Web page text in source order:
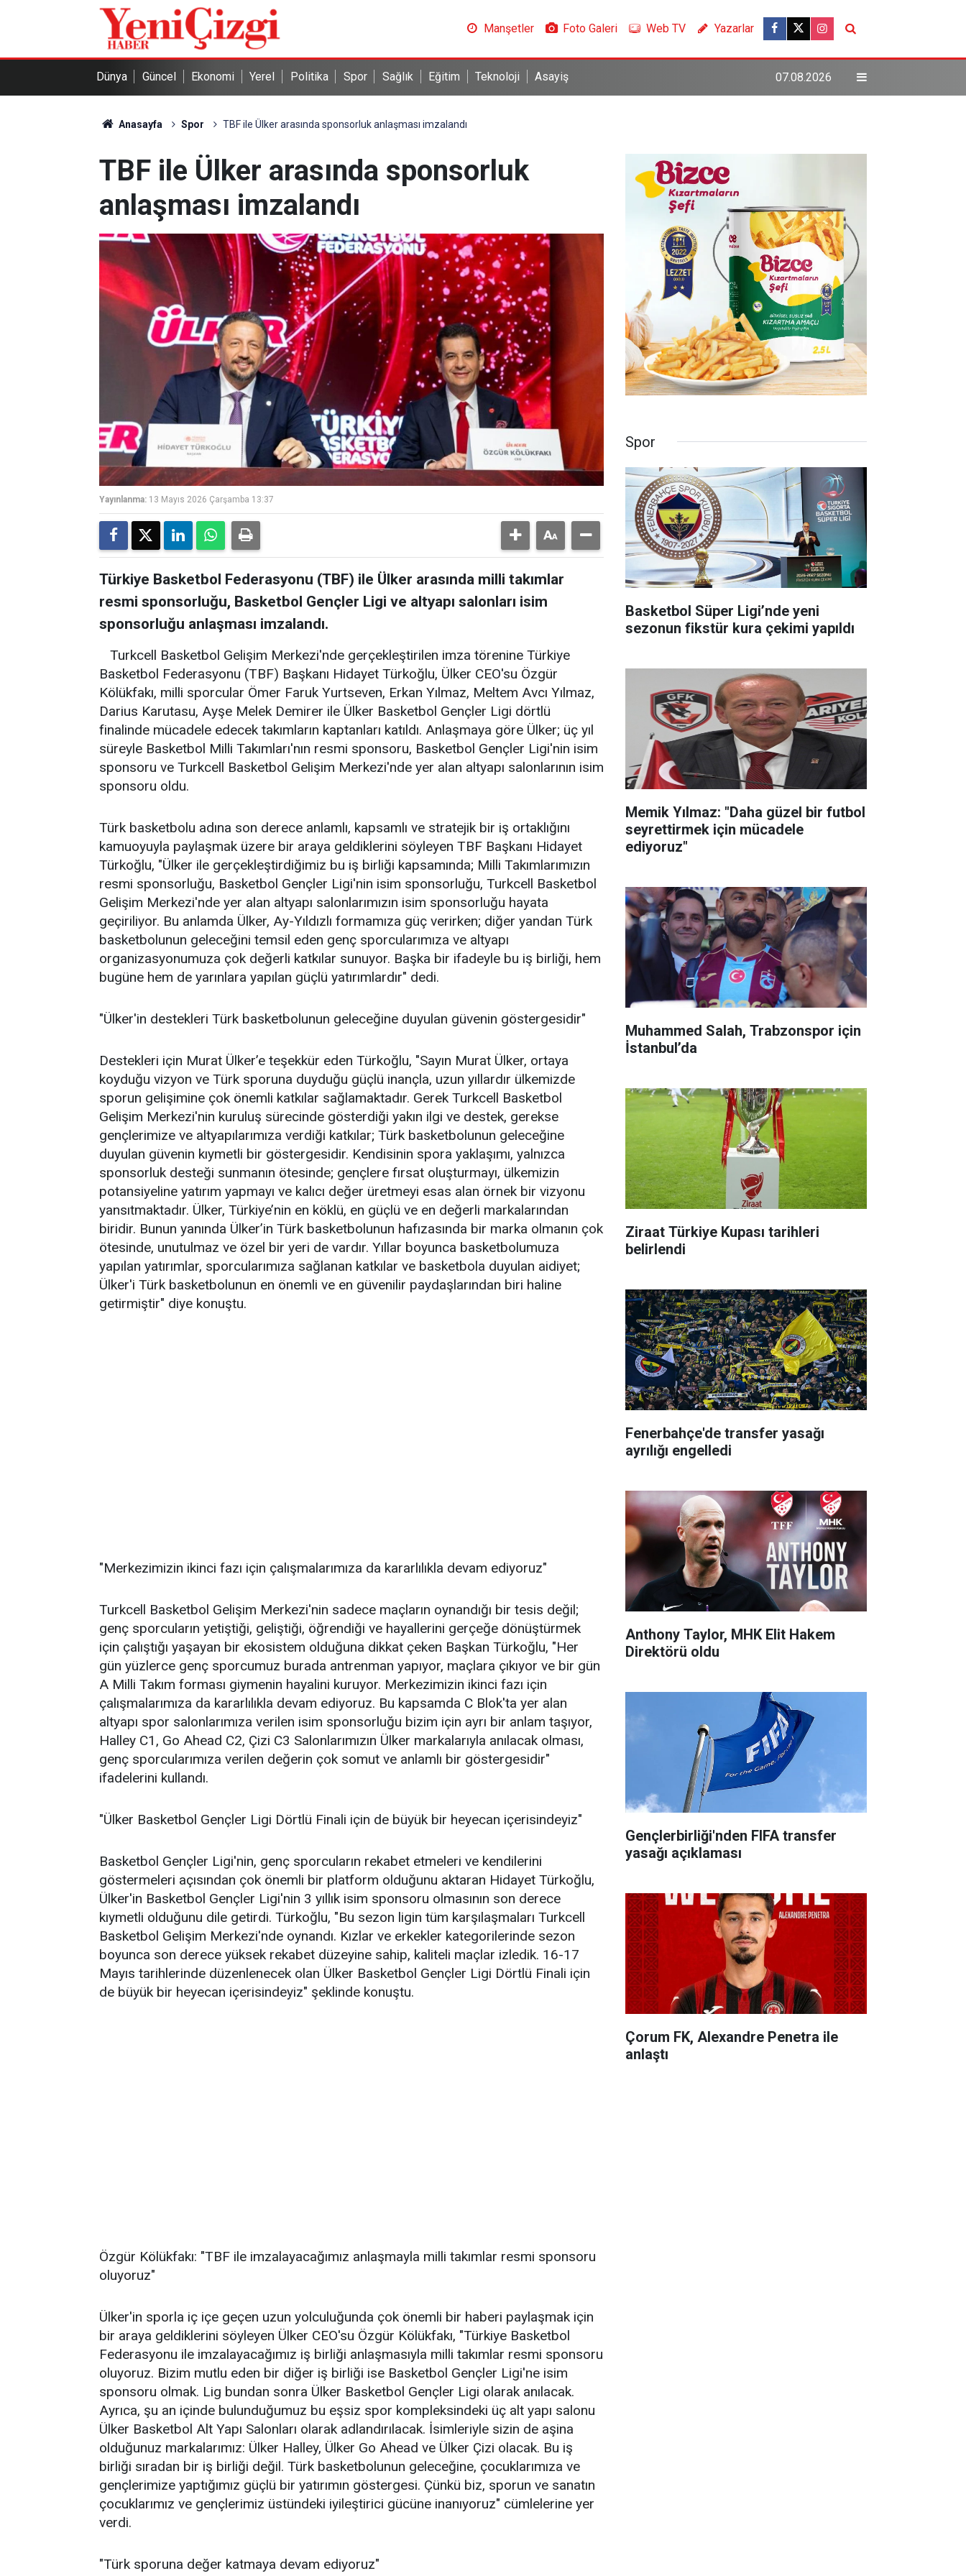
Manşetler Foto Galeri Web TV Yazarlar
Dünya Güncel Ekonomi Yerel Politika Spor Sağlık Eğitim Teknoloji Asayiş 07.08.2026
Anasayfa Spor TBF ile Ülker arasında sponsorluk anlaşması imzalandı
TBF ile Ülker arasında sponsorluk
anlaşması imzalandı
Yayınlanma: 13 Mayıs 2026 Çarşamba 13:37
Türkiye Basketbol Federasyonu (TBF) ile Ülker arasında milli takımlar
resmi sponsorluğu, Basketbol Gençler Ligi ve altyapı salonları isim
sponsorluğu anlaşması imzalandı.
Turkcell Basketbol Gelişim Merkezi'nde gerçekleştirilen imza törenine Türkiye
Basketbol Federasyonu (TBF) Başkanı Hidayet Türkoğlu, Ülker CEO'su Özgür
Kölükfakı, milli sporcular Ömer Faruk Yurtseven, Erkan Yılmaz, Meltem Avcı Yılmaz,
Darius Karutasu, Ayşe Melek Demirer ile Ülker Basketbol Gençler Ligi dörtlü
finalinde mücadele edecek takımların kaptanları katıldı. Anlaşmaya göre Ülker; üç yıl
süreyle Basketbol Milli Takımları'nın resmi sponsoru, Basketbol Gençler Ligi'nin isim
sponsoru ve Turkcell Basketbol Gelişim Merkezi'nde yer alan altyapı salonlarının isim
sponsoru oldu.
Türk basketbolu adına son derece anlamlı, kapsamlı ve stratejik bir iş ortaklığını
kamuoyuyla paylaşmak üzere bir araya geldiklerini söyleyen TBF Başkanı Hidayet
Türkoğlu, "Ülker ile gerçekleştirdiğimiz bu iş birliği kapsamında; Milli Takımlarımızın
resmi sponsorluğu, Basketbol Gençler Ligi'nin isim sponsorluğu, Turkcell Basketbol
Gelişim Merkezi'nde yer alan altyapı salonlarımızın isim sponsorluğu hayata
geçiriliyor. Bu anlamda Ülker, Ay-Yıldızlı formamıza güç verirken; diğer yandan Türk
basketbolunun geleceğini temsil eden genç sporcularımıza ve altyapı
organizasyonumuza çok değerli katkılar sunuyor. Başka bir ifadeyle bu iş birliği, hem
bugüne hem de yarınlara yapılan güçlü yatırımlardır" dedi.
"Ülker'in destekleri Türk basketbolunun geleceğine duyulan güvenin göstergesidir"
Destekleri için Murat Ülker’e teşekkür eden Türkoğlu, "Sayın Murat Ülker, ortaya
koyduğu vizyon ve Türk sporuna duyduğu güçlü inançla, uzun yıllardır ülkemizde
sporun gelişimine çok önemli katkılar sağlamaktadır. Gerek Turkcell Basketbol
Gelişim Merkezi'nin kuruluş sürecinde gösterdiği yakın ilgi ve destek, gerekse
gençlerimize ve altyapılarımıza verdiği katkılar; Türk basketbolunun geleceğine
duyulan güvenin kıymetli bir göstergesidir. Kendisinin spora yaklaşımı, yalnızca
sponsorluk desteği sunmanın ötesinde; gençlere fırsat oluşturmayı, ülkemizin
potansiyeline yatırım yapmayı ve kalıcı değer üretmeyi esas alan örnek bir vizyonu
yansıtmaktadır. Ülker, Türkiye’nin en köklü, en güçlü ve en değerli markalarından
biridir. Bunun yanında Ülker’in Türk basketbolunun hafızasında bir marka olmanın çok
ötesinde, unutulmaz ve özel bir yeri de vardır. Yıllar boyunca basketbolumuza
yapılan yatırımlar, sporcularımıza sağlanan katkılar ve basketbola duyulan aidiyet;
Ülker'i Türk basketbolunun en önemli ve en güvenilir paydaşlarından biri haline
getirmiştir" diye konuştu.
"Merkezimizin ikinci fazı için çalışmalarımıza da kararlılıkla devam ediyoruz"
Turkcell Basketbol Gelişim Merkezi'nin sadece maçların oynandığı bir tesis değil;
genç sporcuların yetiştiği, geliştiği, öğrendiği ve hayallerini gerçeğe dönüştürmek
için çalıştığı yaşayan bir ekosistem olduğuna dikkat çeken Başkan Türkoğlu, "Her
gün yüzlerce genç sporcumuz burada antrenman yapıyor, maçlara çıkıyor ve bir gün
A Milli Takım forması giymenin hayalini kuruyor. Merkezimizin ikinci fazı için
çalışmalarımıza da kararlılıkla devam ediyoruz. Bu kapsamda C Blok'ta yer alan
altyapı spor salonlarımıza verilen isim sponsorluğu bizim için ayrı bir anlam taşıyor,
Halley C1, Go Ahead C2, Çizi C3 Salonlarımızın Ülker markalarıyla anılacak olması,
genç sporcularımıza verilen değerin çok somut ve anlamlı bir göstergesidir"
ifadelerini kullandı.
"Ülker Basketbol Gençler Ligi Dörtlü Finali için de büyük bir heyecan içerisindeyiz"
Basketbol Gençler Ligi'nin, genç sporcuların rekabet etmeleri ve kendilerini
göstermeleri açısından çok önemli bir platform olduğunu aktaran Hidayet Türkoğlu,
Ülker'in Basketbol Gençler Ligi'nin 3 yıllık isim sponsoru olmasının son derece
kıymetli olduğunu dile getirdi. Türkoğlu, "Bu sezon ligin tüm karşılaşmaları Turkcell
Basketbol Gelişim Merkezi'nde oynandı. Kızlar ve erkekler kategorilerinde sezon
boyunca son derece yüksek rekabet düzeyine sahip, kaliteli maçlar izledik. 16-17
Mayıs tarihlerinde düzenlenecek olan Ülker Basketbol Gençler Ligi Dörtlü Finali için
de büyük bir heyecan içerisindeyiz" şeklinde konuştu.
Özgür Kölükfakı: "TBF ile imzalayacağımız anlaşmayla milli takımlar resmi sponsoru
oluyoruz"
Ülker'in sporla iç içe geçen uzun yolculuğunda çok önemli bir haberi paylaşmak için
bir araya geldiklerini söyleyen Ülker CEO'su Özgür Kölükfakı, "Türkiye Basketbol
Federasyonu ile imzalayacağımız iş birliği anlaşmasıyla milli takımlar resmi sponsoru
oluyoruz. Bizim mutlu eden bir diğer iş birliği ise Basketbol Gençler Ligi'ne isim
sponsoru olmak. Lig bundan sonra Ülker Basketbol Gençler Ligi olarak anılacak.
Ayrıca, şu an içinde bulunduğumuz bu eşsiz spor kompleksindeki üç alt yapı salonu
Ülker Basketbol Alt Yapı Salonları olarak adlandırılacak. İsimleriyle sizin de aşina
olduğunuz markalarımız: Ülker Halley, Ülker Go Ahead ve Ülker Çizi olacak. Bu iş
birliği sıradan bir iş birliği değil. Türk basketbolunun geleceğine, çocuklarımıza ve
gençlerimize yaptığımız güçlü bir yatırımın göstergesi. Çünkü biz, sporun ve sanatın
çocuklarımız ve gençlerimiz üstündeki iyileştirici gücüne inanıyoruz" cümlelerine yer
verdi.
"Türk sporuna değer katmaya devam ediyoruz"
Spor
Basketbol Süper Ligi’nde yeni
sezonun fikstür kura çekimi yapıldı
Memik Yılmaz: "Daha güzel bir futbol
seyrettirmek için mücadele
ediyoruz"
Muhammed Salah, Trabzonspor için
İstanbul’da
Ziraat Türkiye Kupası tarihleri
belirlendi
Fenerbahçe'de transfer yasağı
ayrılığı engelledi
Anthony Taylor, MHK Elit Hakem
Direktörü oldu
Gençlerbirliği'nden FIFA transfer
yasağı açıklaması
Çorum FK, Alexandre Penetra ile
anlaştı